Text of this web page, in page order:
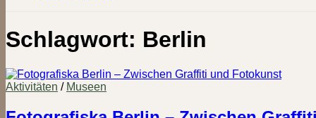
Schlagwort: Berlin
Aktivitäten / Museen